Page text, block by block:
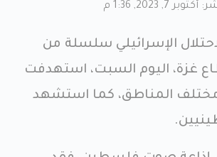
7, 2023, 1:36 م
الإسرائيلي سلسلة من
غزة، اليوم السبت، استهدفت
المناطق، كما استشهد